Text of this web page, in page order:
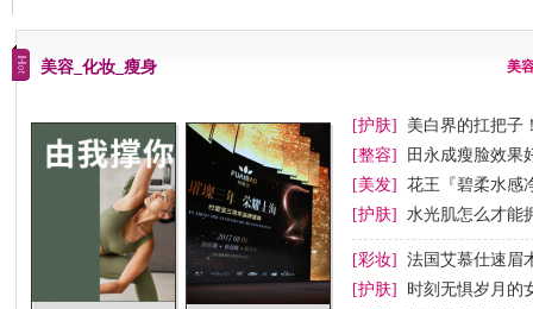
美容_化妆_瘦身 美
[护肤]
美白界的扛把子
[整容]
田永成瘦脸效果
[美发]
花王『碧柔水感
[护肤]
水光肌怎么才能
[彩妆]
法国艾慕仕速眉
[护肤]
时刻无惧岁月的